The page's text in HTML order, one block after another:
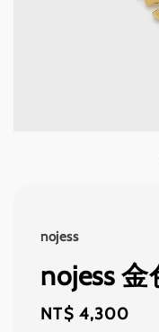
nojess
nojess
Regular
NT$ 4,300